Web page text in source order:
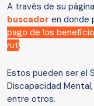
A través de su
buscador en donde
pago de los
rut.
Estos pueden ser el
Discapacidad Mental,
entre otros.